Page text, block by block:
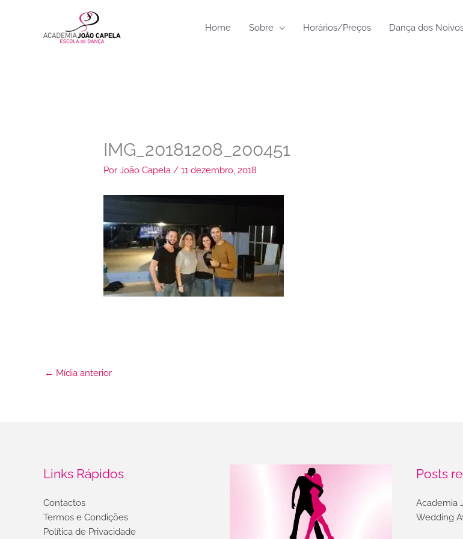
Home Sobre Horários/Preços Dança dos
IMG_20181208_200451
PorJoão Capela/11 dezembro, 2018
← Mídia anterior
Links Rápidos
Contactos
Termos e Condições
Política de Privacidade
Posts
Academia
Wedding